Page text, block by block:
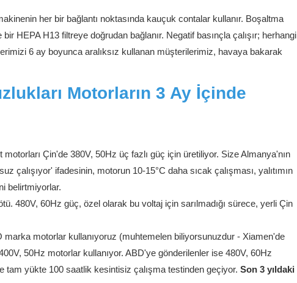
her bir bağlantı noktasında kauçuk contalar kullanır. Boşaltma
HEPA H13 filtreye doğrudan bağlanır. Negatif basınçla çalışır; herhangi
6 ay boyunca aralıksız kullanan müşterilerimiz, havaya bakarak
Motorların 3 Ay İçinde
Çin'de 380V, 50Hz üç fazlı güç için üretiliyor. Size Almanya'nın
çalışıyor' ifadesinin, motorun 10-15°C daha sıcak çalışması, yalıtımın
belirtmiyorlar.
480V, 60Hz güç, özel olarak bu voltaj için sarılmadığı sürece, yerli Çin
motorlar kullanıyoruz (muhtemelen biliyorsunuzdur - Xiamen'de
50Hz motorlar kullanıyor. ABD'ye gönderilenler ise 480V, 60Hz
tam yükte 100 saatlik kesintisiz çalışma testinden geçiyor. Son 3 yıldaki